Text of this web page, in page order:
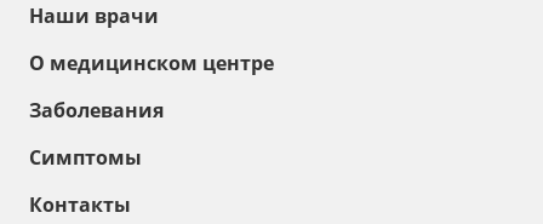
Наши врачи
О медицинском центре
Заболевания
Симптомы
Контакты